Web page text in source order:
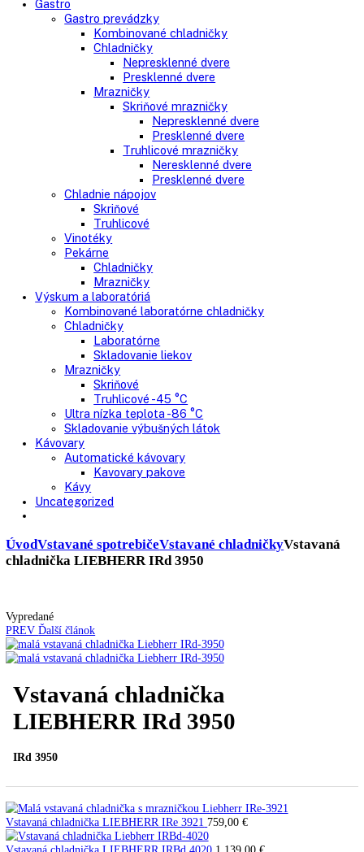
Klasické chladničky
Stolové chladničky
Americké chladničky
Chladnička na víno
Humidory
Gastro prevádzky
Kombinované chladničky
Chladničky
Nepresklenné dvere
Presklenné dvere
Mrazničky
Skriňové mrazničky
Truhlicové mrazničky
Chladnie nápojov
Skriňové
Truhlicové
Vinotéky
Pekárne
Chladničky
Mrazničky
Výskum a laboratóriá
Kombinované laboratórne chladničky
Chladničky
Laboratórne
Mrazničky
Truhlicové -45 °C
Ultra nízka teplota -86 °C
Kávy
Uncategorized
ÚvodVstavané spotrebičeVstavané chladničky
chladnička LIEBHERR IRd 3950